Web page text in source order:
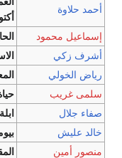
أحمد حلاوة
أكتوبر
إسماعيل محمود
الحاج
أشرف زكي
رياض الخولي
سلمى غريب
حياة
صفاء جلال
ابلة
خالد عليش
منصور أمين